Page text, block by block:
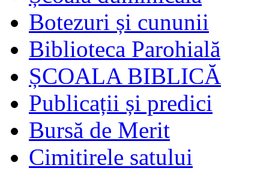
Botezuri și cununii
Biblioteca Parohială
ȘCOALA BIBLICĂ
Publicații și predici
Bursă de Merit
Cimitirele satului